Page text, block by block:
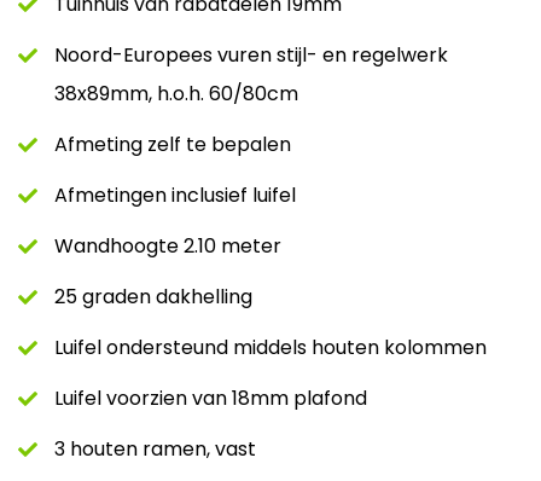
Noord-Europees vuren stijl- en regelwerk
38x89mm, h.o.h. 60/80cm
Afmeting zelf te bepalen
Afmetingen inclusief luifel
Wandhoogte 2.10 meter
25 graden dakhelling
Luifel ondersteund middels houten kolommen
Luifel voorzien van 18mm plafond
3 houten ramen, vast